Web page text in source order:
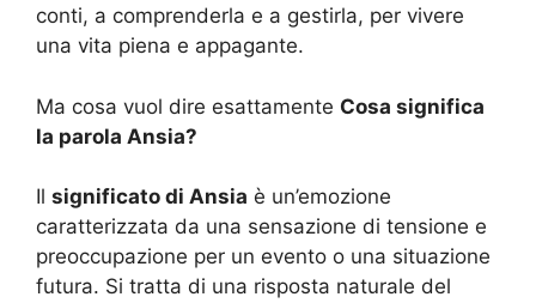
conti, a comprenderla e a gestirla, per vivere
una vita piena e appagante.
Ma cosa vuol dire esattamente Cosa significa
la parola Ansia?
Il significato di Ansia è un’emozione
caratterizzata da una sensazione di tensione e
preoccupazione per un evento o una situazione
futura. Si tratta di una risposta naturale del